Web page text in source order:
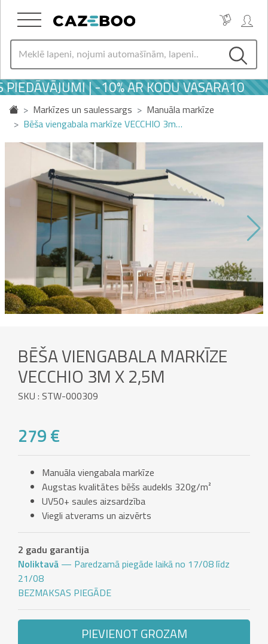
| -10% AR KODU VASARA10
Markīzes un saulessargs
Manuāla markīze
Bēša viengabala markīze VECCHIO 3m…
BĒŠA VIENGABALA MARKĪZE
VECCHIO 3M X 2,5M
SKU : STW-000309
279 €
Manuāla viengabala markīze
Augstas kvalitātes bēšs audekls 320g/m²
UV50+ saules aizsardzība
Viegli atverams un aizvērts
2 gadu garantija
Noliktavā — Paredzamā piegāde laikā no 17/08 līdz
21/08
BEZMAKSAS PIEGĀDE
PIEVIENOT GROZAM